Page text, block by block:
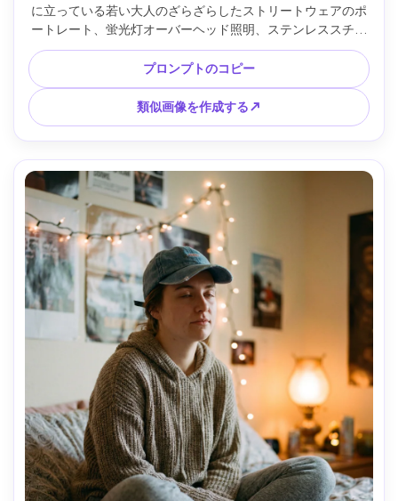
に立っている若い大人のざらざらしたストリートウェアのポ
ートレート、蛍光灯オーバーヘッド照明、ステンレススチー
ルの質感、率直で自信に満ちた表情、ライカ SL2 35mm で撮
影、ハーフボディフレーム、リアルなグレイン、ミュートさ
れた都会的なカラーグレード、高ディテール、フォトリアル
--ar 4:5
プロンプトのコピー
類似画像を作成する↗